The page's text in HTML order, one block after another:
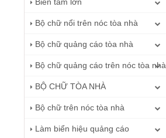
Bộ chữ nổi trên nóc tòa nhà
Bộ chữ quảng cáo tòa nhà
Bộ chữ quảng cáo trên nóc tòa nhà
BỘ CHỮ TÒA NHÀ
Bộ chữ trên nóc tòa nhà
Làm biển hiệu quảng cáo